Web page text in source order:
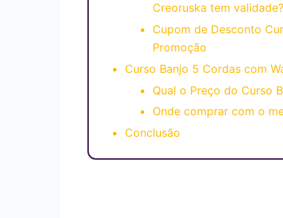
Creoruska tem validade?
Cupom de Desconto
Promoção
Curso Banjo 5 Cordas com
Qual o Preço do Curso
Onde comprar com o
Conclusão